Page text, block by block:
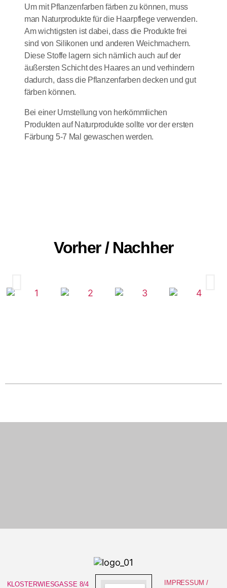
Um mit Pflanzenfarben färben zu können, muss
man Naturprodukte für die Haarpflege verwenden.
Am wichtigsten ist dabei, dass die Produkte frei
sind von Silikonen und anderen Weichmachern.
Diese Stoffe lagern sich nämlich auch auf der
äußersten Schicht des Haares an und verhindern
dadurch, dass die Pflanzenfarben decken und gut
färben können.
Bei einer Umstellung von herkömmlichen
Produkten auf Naturprodukte sollte vor der ersten
Färbung 5-7 Mal gewaschen werden.
Vorher / Nachher
KLOSTERWIESGASSE 8/4 IMPRESSUM /